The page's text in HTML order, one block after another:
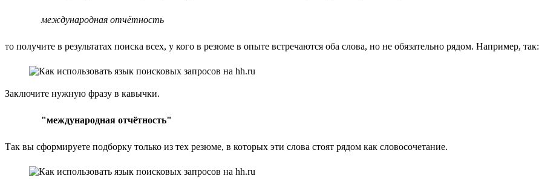
международная отчётность
то получите в результатах поиска всех, у кого в резюме в опыте встречаются оба слова, но не обязательно рядом. Например, так:
Заключите нужную фразу в кавычки.
"международная отчётность"
Так вы сформируете подборку только из тех резюме, в которых эти слова стоят рядом как словосочетание.